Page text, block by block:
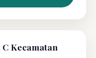
Kecamatan